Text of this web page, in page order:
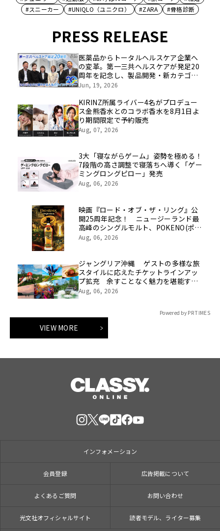
#スニーカー
#UNIQLO（ユニクロ） #ZARA #骨格診断
PRESS RELEASE
医薬品からトータルヘルスケア企業へ
の変革。第一三共ヘルスケアが発足20
周年を記念し、製品開発・新カテゴリ
挑戦の舞台や旧社統合時のエピソード
像を公開！
Jun, 19, 2026
KIRINZ所属ライバー4名がプロデュー
ス金熊香水とのコラボ香水を8月1日よ
り期間限定で予約販売
Aug, 07, 2026
3大「寝ながらゲーム」姿勢を極める！
7段階の高さ調整で寝落ちへ導く「ゲー
ミングロングピロー」発売
Aug, 06, 2026
映画『ロード・オブ・ザ・リング』公
開25周年記念！ ニュージーランド最
高峰のシングルモルト、POKENO(ポケ
ノ)より 数量限定ウイスキー「リング
Aug, 06, 2026
ジャングリア沖縄 ゲストの多様な旅
スタイルに応えたチケットラインアッ
プ拡充 余すことなく魅力を堪能する
「ロイヤルチケット」新登場
Aug, 06, 2026
Powered by PR TIMES
VIEW MORE
インフォメーション
会員登録 広告掲載について
よくあるご質問 お問い合わせ
光文社オフィシャルサイト 読者モデル、ライター募集